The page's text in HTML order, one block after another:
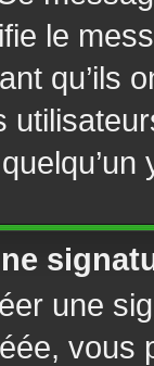
le
qu’ils
une